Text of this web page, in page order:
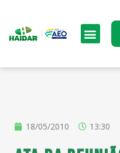
18/05/2010 13:30